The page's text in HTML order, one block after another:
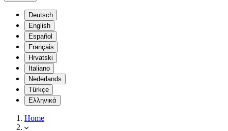
Deutsch
English
Español
Français
Hrvatski
Italiano
Nederlands
Türkçe
Ελληνικά
Home